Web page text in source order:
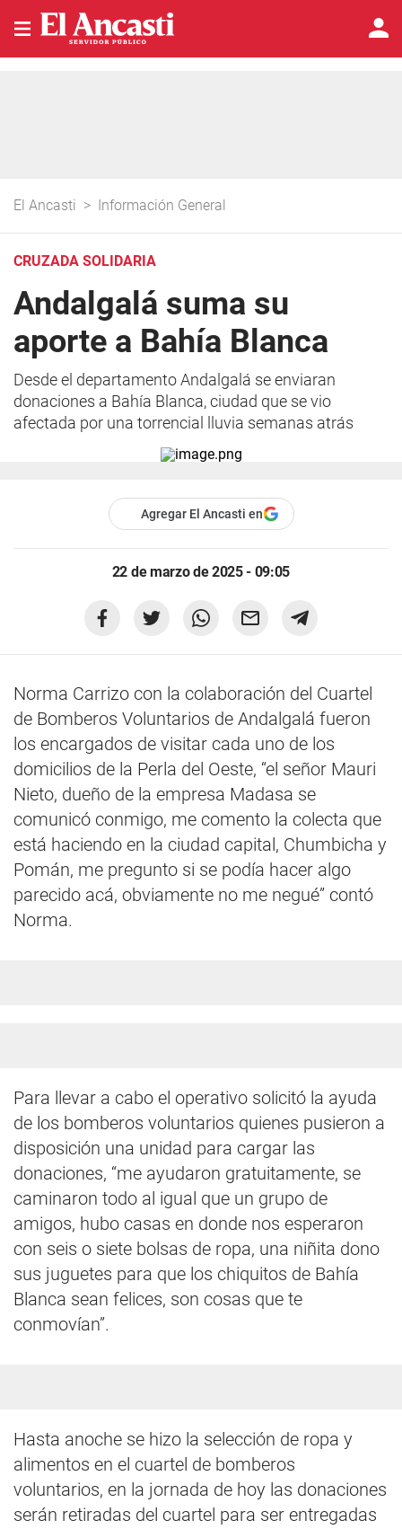
El Ancasti > Información General
CRUZADA SOLIDARIA
Andalgalá suma su
aporte a Bahía Blanca
Desde el departamento Andalgalá se enviaran
donaciones a Bahía Blanca, ciudad que se vio
afectada por una torrencial lluvia semanas atrás
Agregar El Ancasti en
22 de marzo de 2025 - 09:05
Norma Carrizo con la colaboración del Cuartel
de Bomberos Voluntarios de Andalgalá fueron
los encargados de visitar cada uno de los
domicilios de la Perla del Oeste, “el señor Mauri
Nieto, dueño de la empresa Madasa se
comunicó conmigo, me comento la colecta que
está haciendo en la ciudad capital, Chumbicha y
Pomán, me pregunto si se podía hacer algo
parecido acá, obviamente no me negué” contó
Norma.
Para llevar a cabo el operativo solicitó la ayuda
de los bomberos voluntarios quienes pusieron a
disposición una unidad para cargar las
donaciones, “me ayudaron gratuitamente, se
caminaron todo al igual que un grupo de
amigos, hubo casas en donde nos esperaron
con seis o siete bolsas de ropa, una niñita dono
sus juguetes para que los chiquitos de Bahía
Blanca sean felices, son cosas que te
conmovían”.
Hasta anoche se hizo la selección de ropa y
alimentos en el cuartel de bomberos
voluntarios, en la jornada de hoy las donaciones
serán retiradas del cuartel para ser entregadas